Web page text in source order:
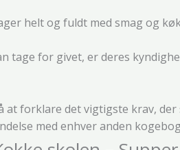
helt og fuldt med smag og
tage for givet, er deres
at forklare det vigtigste krav,
med enhver anden kogebog